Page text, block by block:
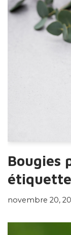
Bougies
novembre 20,